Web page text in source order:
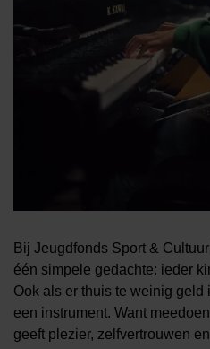
Bij Jeugdfonds Sport &
één simpele gedachte: ieder
Ook als er thuis te weinig
een instrument. Want
geeft plezier, zelfvertrouwen